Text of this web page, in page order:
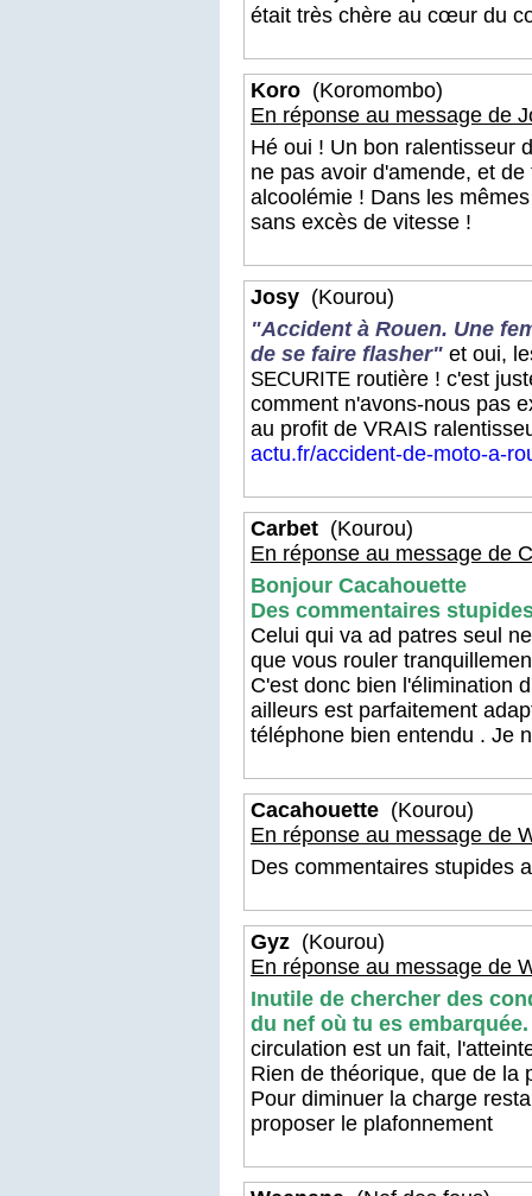
était très chère au cœur du
Koro (Koromombo)
En réponse au message de
Hé oui ! Un bon ralentisseur
ne pas avoir d'amende, et
alcoolémie ! Dans les
sans excès de vitesse !
Josy (Kourou)
"Accident à Rouen. Une
de se faire flasher" et oui,
SECURITE routière ! c'est
comment n'avons-nous pas
au profit de VRAIS
actu.fr/accident-de-moto-a-
Carbet (Kourou)
En réponse au message de
Bonjour Cacahouette
Des commentaires
Celui qui va ad patres seul
que vous rouler
C'est donc bien l'élimination
ailleurs est parfaitement
téléphone bien entendu . Je
Cacahouette (Kourou)
En réponse au message de
Des commentaires stupides
Gyz (Kourou)
En réponse au message de
Inutile de chercher des
du nef où tu es embarquée.
circulation est un fait,
Rien de théorique, que de la
Pour diminuer la charge
proposer le plafonnement